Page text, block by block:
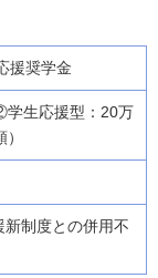
援奨学金
生応援型：20万
制度との併用不